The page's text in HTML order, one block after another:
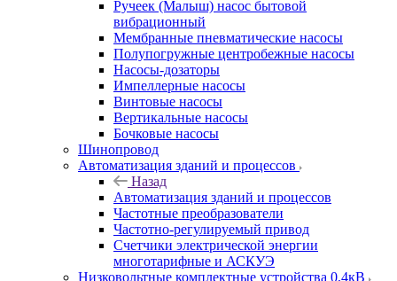
Ручеек (Малыш) насос бытовой
вибрационный
Мембранные пневматические насосы
Полупогружные центробежные насосы
Насосы-дозаторы
Импеллерные насосы
Винтовые насосы
Вертикальные насосы
Бочковые насосы
Шинопровод
Автоматизация зданий и процессов
Назад
Автоматизация зданий и процессов
Частотные преобразователи
Частотно-регулируемый привод
Счетчики электрической энергии
многотарифные и АСКУЭ
Низковольтные комплектные устройства 0,4кВ